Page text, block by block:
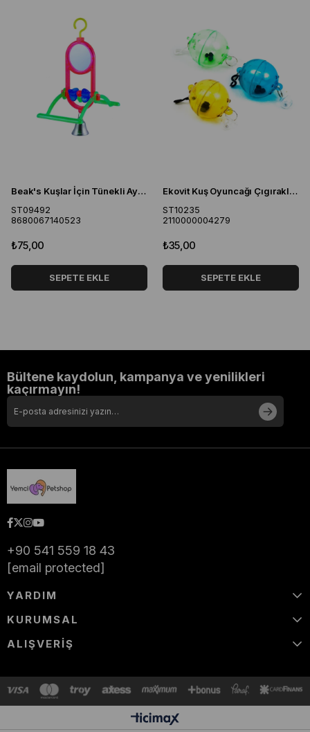
Beak's Kuşlar İçin Tünekli Aynalı Salıncak
ST09492
8680067140523
₺75,00
SEPETE EKLE
Ekovit Kuş Oyuncağı Çıgıraklı Top
ST10235
2110000004279
₺35,00
SEPETE EKLE
Bültene kaydolun, kampanya ve yenilikleri
kaçırmayın!
+90 541 559 18 43
[email protected]
YARDIM
KURUMSAL
ALIŞVERİŞ